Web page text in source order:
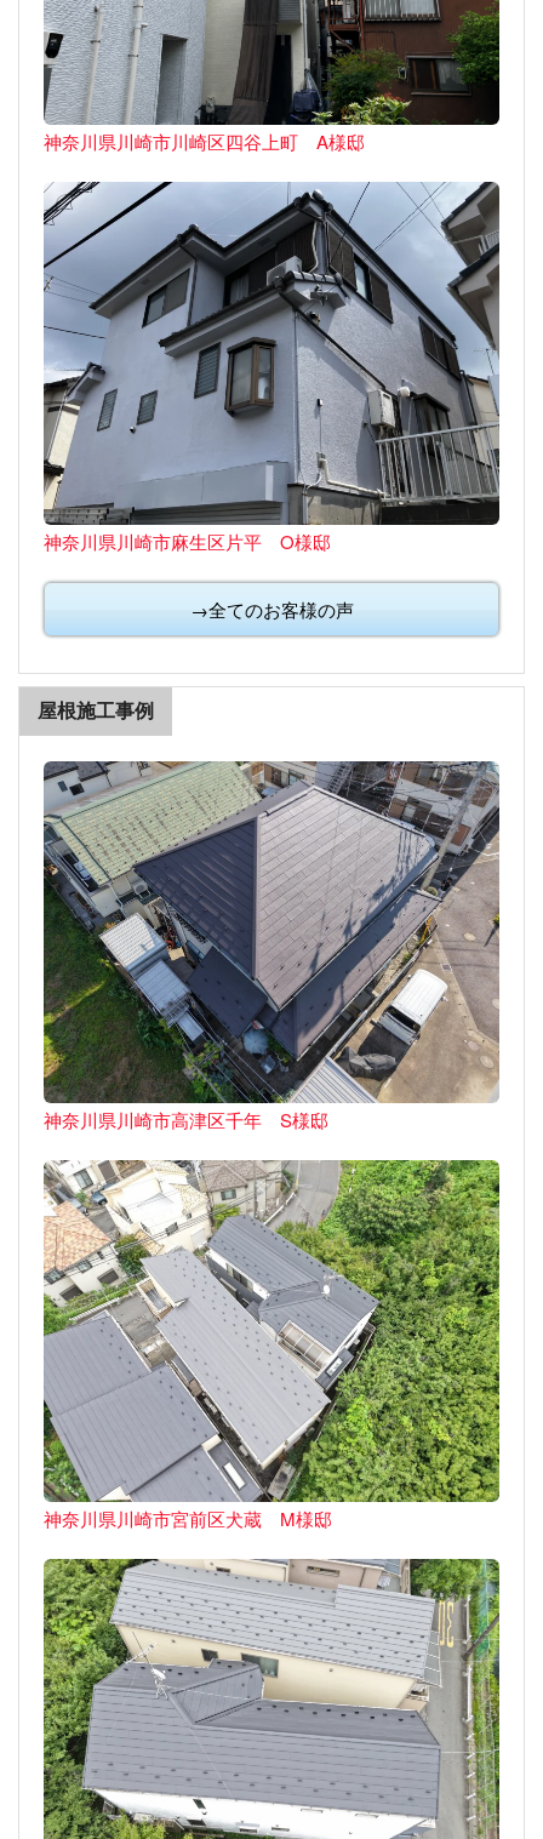
神奈川県川崎市川崎区四谷上町 A様邸
神奈川県川崎市麻生区片平 O様邸
→全てのお客様の声
屋根施工事例
神奈川県川崎市高津区千年 S様邸
神奈川県川崎市宮前区犬蔵 M様邸